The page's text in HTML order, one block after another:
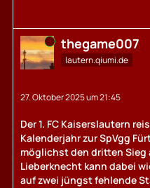
Online thegame007
lautern.qiumi.de
27. Oktober 2025 um 21:45
Der 1. FC Kaiserslautern
Kalenderjahr zur SpVgg
möglichst den dritten Sieg
Lieberknecht kann dabei
auf zwei jüngst fehlende